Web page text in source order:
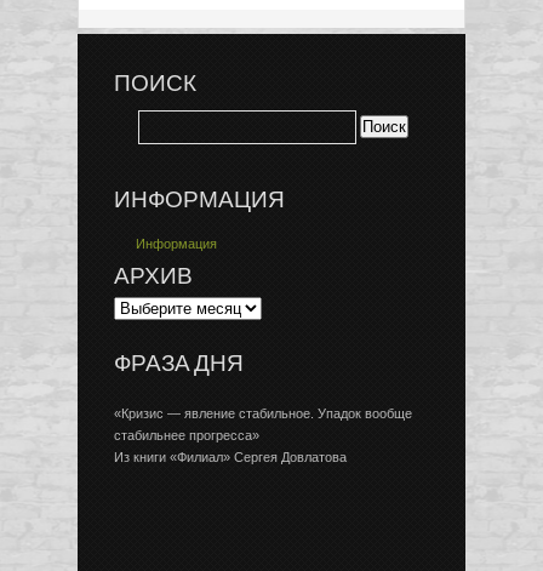
ПОИСК
ИНФОРМАЦИЯ
Информация
АРХИВ
ФРАЗА ДНЯ
«Кризис — явление стабильное. Упадок вообще
стабильнее прогресса»
Из книги «Филиал» Сергея Довлатова